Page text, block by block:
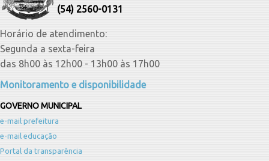
(54) 2560-0131
Horário de atendimento:
Segunda a sexta-feira
das 8h00 às 12h00 - 13h00 às 17h00
Monitoramento e disponibilidade
GOVERNO MUNICIPAL
e-mail prefeitura
e-mail educação
Portal da transparência